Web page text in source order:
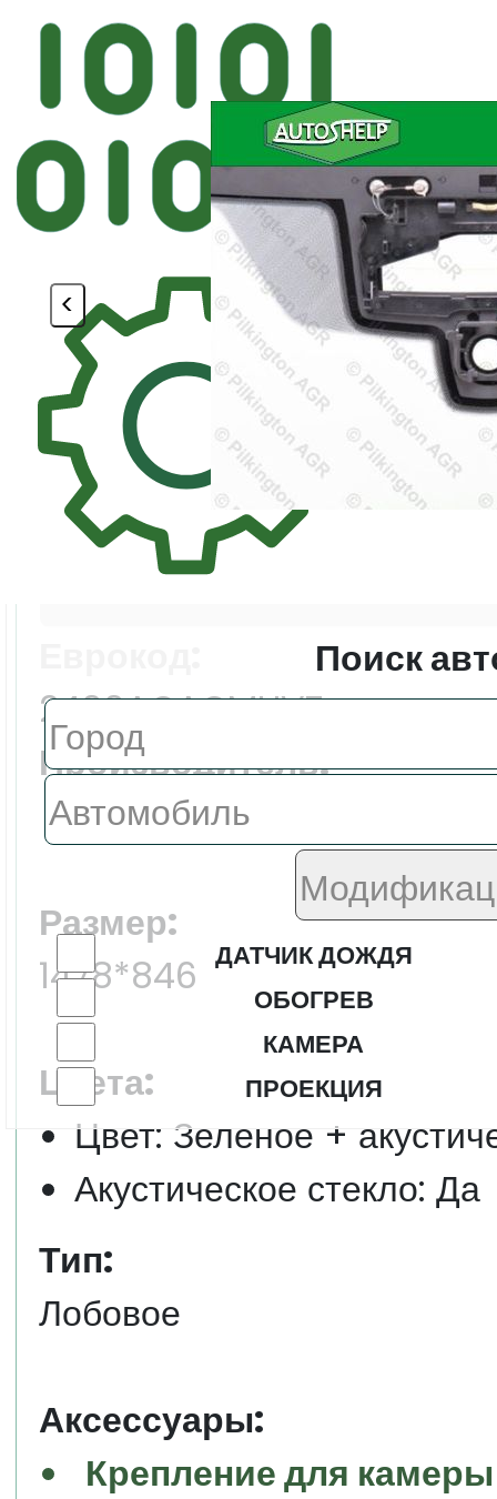
Поиск
ДАТЧИК ДОЖДЯ
ОБОГРЕВ
КАМЕРА
ПРОЕКЦИЯ
FYG BMW Лобовое крепеж ДД
<
26139.0 ₽
2499AGACMUVZ
Производитель:
FYG
Размер:
1478*846
Цвета:
Цвет: Зеленое +
Акустическое стекло: Да
Тип:
Лобовое
Аксессуары:
Крепление для